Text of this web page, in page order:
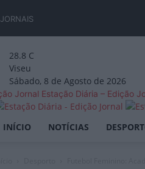
JORNAIS
28.8 C
Viseu
Sábado, 8 de Agosto de 2026
Estação Diária – Edição
INÍCIO NOTÍCIAS